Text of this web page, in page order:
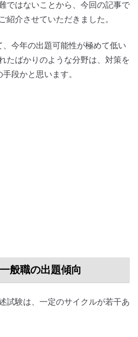
ではないことから、今回の記事で
紹介させていただきました。
、今年の出題可能性が極めて低い
たばかりのような分野は、対策を
段かと思います。
般職の出題傾向
試験は、一定のサイクルが若干あ